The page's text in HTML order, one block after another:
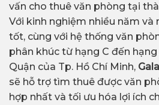
vấn cho thuê văn phòng tại
Với kinh nghiệm nhiều năm và
tốt, cùng với hệ thống văn
phân khúc từ hạng C đến
Quận của Tp. Hồ Chí Minh,
sẽ hỗ trợ tìm thuê được văn
hợp nhất và tối ưu hóa lợi ích